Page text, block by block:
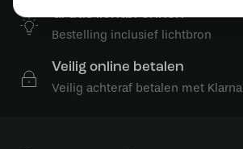
Gratis lichtbronnen
Bestelling inclusief lichtbron
Veilig online betalen
Veilig achteraf betalen met Klarna